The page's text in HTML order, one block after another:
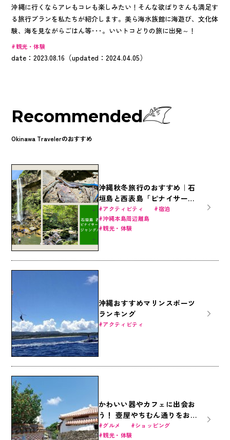
沖縄に行くならアレもコレも楽しみたい！そんな欲ばりさんも満足す
る旅行プランを私たちが紹介します。美ら海水族館に海遊び、文化体
験、海を見ながらごはん等･･･。いいトコどりの旅に出発～！
観光・体験
date：2023.08.16（updated：2024.04.05）
Recommended
Okinawa Travelerのおすすめ
沖縄秋冬旅行のおすすめ｜石
垣島と西表島「ピナイサーラ
の滝」で大自然のジャングル
体験を！定番アクティビティ
とホテルで遊びつくそう！
アクティビティ
宿泊
沖縄本島周辺離島
観光・体験
沖縄おすすめマリンスポーツ
ランキング
アクティビティ
かわいい器やカフェに出会お
う！ 壺屋やちむん通りをお散
歩グルメ
ショッピング
観光・体験